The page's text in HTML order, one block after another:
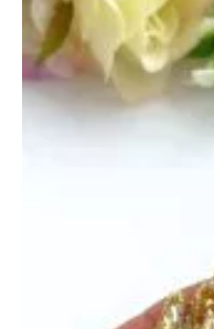
—
23
октября
2024